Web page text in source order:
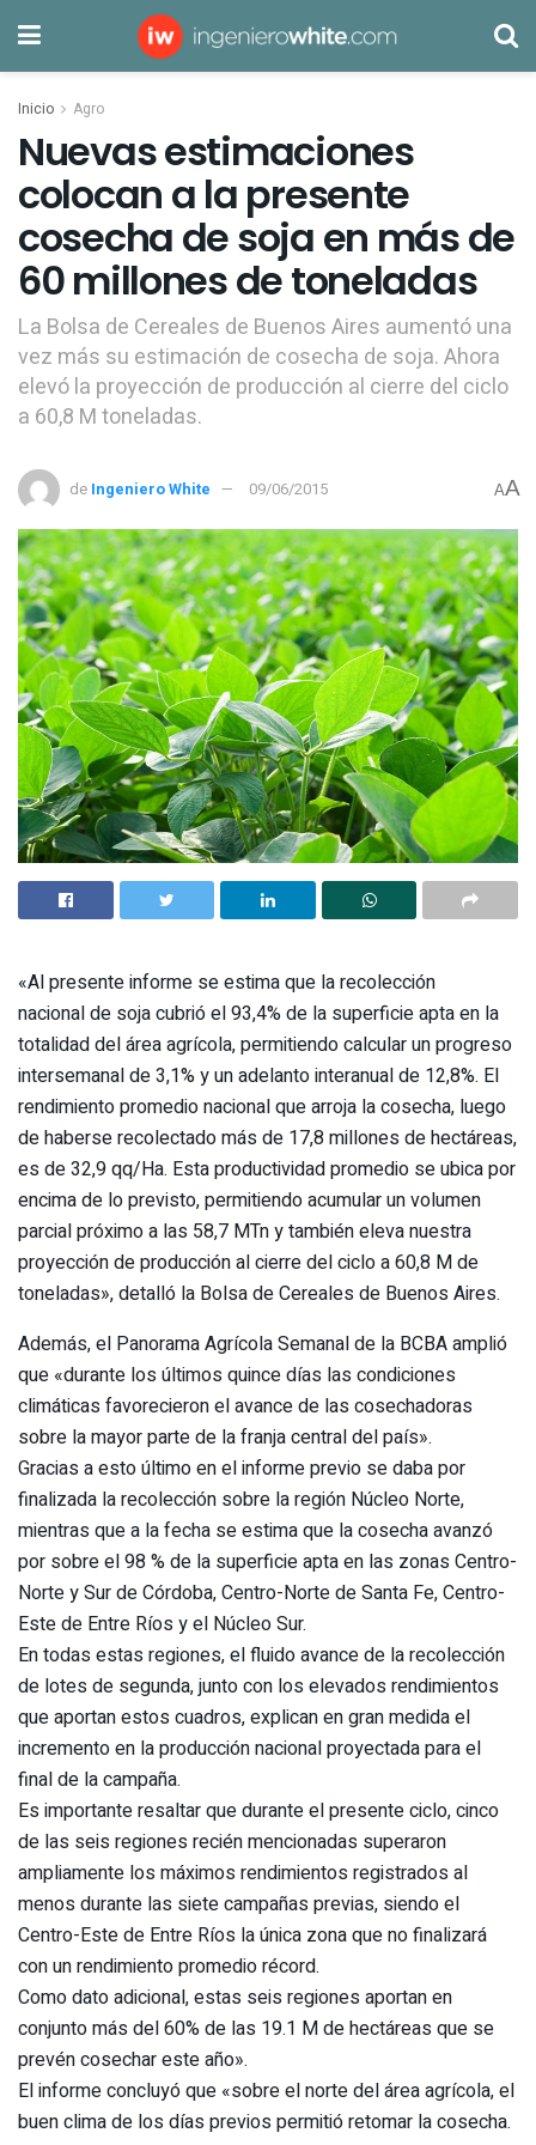
Inicio Agro
Nuevas estimaciones
colocan a la presente
cosecha de soja en más de
60 millones de toneladas
La Bolsa de Cereales de Buenos Aires aumentó una
vez más su estimación de cosecha de soja. Ahora
elevó la proyección de producción al cierre del ciclo
a 60,8 M toneladas.
de Ingeniero White 09/06/2015 AA
«Al presente informe se estima que la recolección
nacional de soja cubrió el 93,4% de la superficie apta en la
totalidad del área agrícola, permitiendo calcular un progreso
intersemanal de 3,1% y un adelanto interanual de 12,8%. El
rendimiento promedio nacional que arroja la cosecha, luego
de haberse recolectado más de 17,8 millones de hectáreas,
es de 32,9 qq/Ha. Esta productividad promedio se ubica por
encima de lo previsto, permitiendo acumular un volumen
parcial próximo a las 58,7 MTn y también eleva nuestra
proyección de producción al cierre del ciclo a 60,8 M de
toneladas», detalló la Bolsa de Cereales de Buenos Aires.
Además, el Panorama Agrícola Semanal de la BCBA amplió
que «durante los últimos quince días las condiciones
climáticas favorecieron el avance de las cosechadoras
sobre la mayor parte de la franja central del país».
Gracias a esto último en el informe previo se daba por
finalizada la recolección sobre la región Núcleo Norte,
mientras que a la fecha se estima que la cosecha avanzó
por sobre el 98 % de la superficie apta en las zonas Centro-
Norte y Sur de Córdoba, Centro-Norte de Santa Fe, Centro-
Este de Entre Ríos y el Núcleo Sur.
En todas estas regiones, el fluido avance de la recolección
de lotes de segunda, junto con los elevados rendimientos
que aportan estos cuadros, explican en gran medida el
incremento en la producción nacional proyectada para el
final de la campaña.
Es importante resaltar que durante el presente ciclo, cinco
de las seis regiones recién mencionadas superaron
ampliamente los máximos rendimientos registrados al
menos durante las siete campañas previas, siendo el
Centro-Este de Entre Ríos la única zona que no finalizará
con un rendimiento promedio récord.
Como dato adicional, estas seis regiones aportan en
conjunto más del 60% de las 19.1 M de hectáreas que se
prevén cosechar este año».
El informe concluyó que «sobre el norte del área agrícola, el
buen clima de los días previos permitió retomar la cosecha.